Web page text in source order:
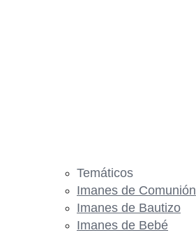
Temáticos
Imanes de Comunión
Imanes de Bautizo
Imanes de Bebé